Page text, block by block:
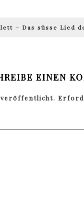
– Das süsse Lied
EINEN
veröffentlicht.